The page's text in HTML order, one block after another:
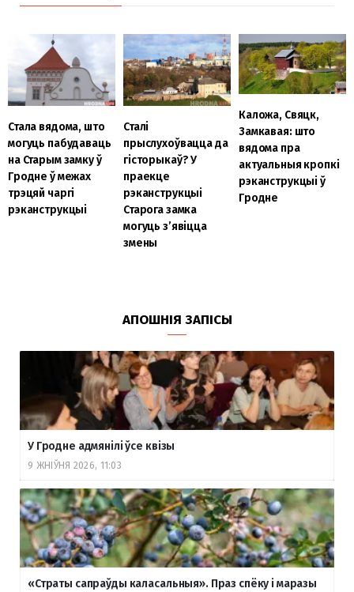
Стала вядома, што
могуць пабудаваць
на Старым замку ў
Гродне ў межах
трэцяй чаргі
рэканструкцыі
Сталі
прыслухоўвацца да
гісторыкаў? У
праекце
рэканструкцыі
Старога замка
могуць з’явіцца
змены
Каложа, Свяцк,
Замкавая: што
вядома пра
актуальныя кропкі
рэканструкцыі ў
Гродне
АПОШНІЯ ЗАПІСЫ
У Гродне адмянілі ўсе квізы
9 ЖНІЎНЯ 2026, 11:03
«Страты сапраўды каласальныя». Праз спёку і маразы